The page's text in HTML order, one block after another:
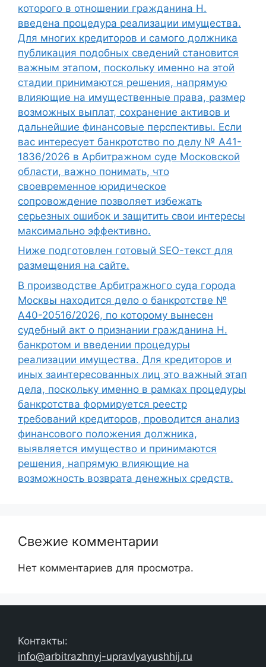
которого в отношении гражданина Н.
введена процедура реализации имущества.
Для многих кредиторов и самого должника
публикация подобных сведений становится
важным этапом, поскольку именно на этой
стадии принимаются решения, напрямую
влияющие на имущественные права, размер
возможных выплат, сохранение активов и
дальнейшие финансовые перспективы. Если
вас интересует банкротство по делу № А41-
1836/2026 в Арбитражном суде Московской
области, важно понимать, что
своевременное юридическое
сопровождение позволяет избежать
серьезных ошибок и защитить свои интересы
максимально эффективно.
Ниже подготовлен готовый SEO-текст для
размещения на сайте.
В производстве Арбитражного суда города
Москвы находится дело о банкротстве №
А40-20516/2026, по которому вынесен
судебный акт о признании гражданина Н.
банкротом и введении процедуры
реализации имущества. Для кредиторов и
иных заинтересованных лиц это важный этап
дела, поскольку именно в рамках процедуры
банкротства формируется реестр
требований кредиторов, проводится анализ
финансового положения должника,
выявляется имущество и принимаются
решения, напрямую влияющие на
возможность возврата денежных средств.
Свежие комментарии
Нет комментариев для просмотра.
Контакты:
info@arbitrazhnyj-upravlyayushhij.ru